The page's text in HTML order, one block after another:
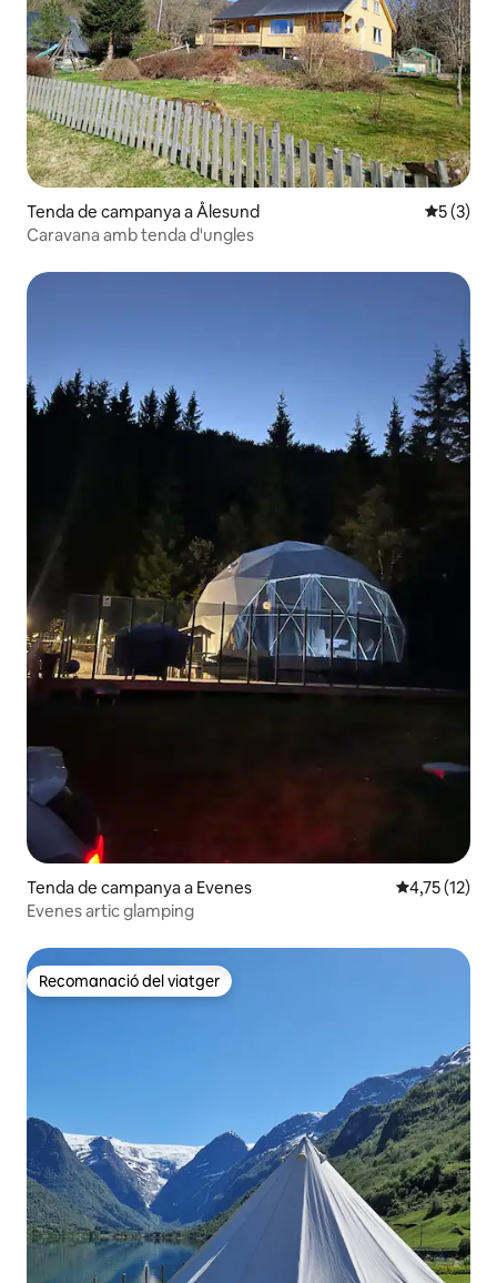
Tenda de campanya a Ålesund 5 de
5 (3)
Caravana amb tenda d'ungles
Tenda de campanya a Evenes 4,75 de
4,75 (12)
Evenes artic glamping
Recomanació del viatger
Recomanació del viatger